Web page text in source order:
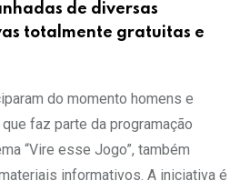
de diversas
totalmente gratuitas e
do momento homens e
faz parte da programação
“Vire esse Jogo”, também
informativos. A iniciativa é